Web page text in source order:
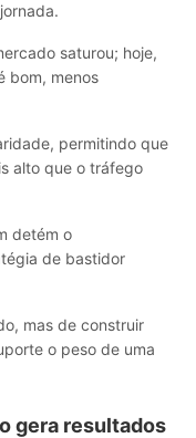
saturou; hoje,
bom, menos
permitindo que
alto que o tráfego
detém o
de bastidor
mas de construir
o peso de uma
gera resultados